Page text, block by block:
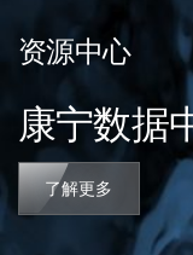
资源中心
康宁数据
了解更多